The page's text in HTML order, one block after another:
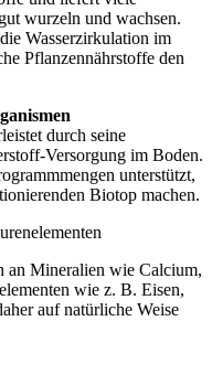
wurzeln und wachsen.
Wasserzirkulation im
Pflanzennährstoffe den
durch seine
Versorgung im Boden.
unterstützt,
Biotop machen.
an Mineralien wie Calcium,
wie z. B. Eisen,
auf natürliche Weise